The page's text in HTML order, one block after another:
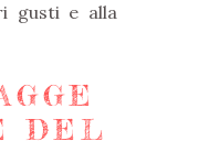
gusti e alla
DEL